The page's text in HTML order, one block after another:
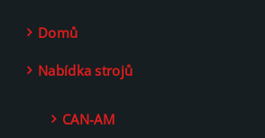
Domů
Nabídka strojů
CAN-AM